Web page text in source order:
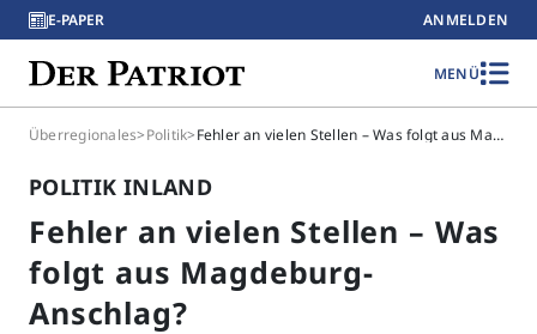
E-PAPER ANMELDEN
MENÜ
Überregionales>Politik> Fehler an vielen Stellen – Was folgt aus Magdeburg-Anschlag?
POLITIK INLAND
Fehler an vielen Stellen – Was
folgt aus Magdeburg-
Anschlag?